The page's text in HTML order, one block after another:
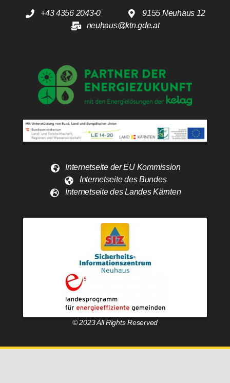
+43 4356 2043-0
9155 Neuhaus 12
neuhaus@ktn.gde.at
Internetseite der EU Kommission
Internetseite des Bundes
Internetseite des Landes Kärnten
© 2023 All Rights Reserved